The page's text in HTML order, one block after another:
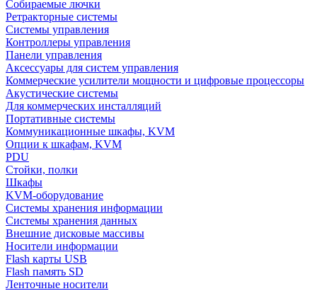
Собираемые лючки
Ретракторные системы
Системы управления
Контроллеры управления
Панели управления
Аксессуары для систем управления
Коммерческие усилители мощности и цифровые процессоры
Акустические системы
Для коммерческих инсталляций
Портативные системы
Коммуникационные шкафы, KVM
Опции к шкафам, KVM
PDU
Стойки, полки
Шкафы
KVM-оборудование
Системы хранения информации
Системы хранения данных
Внешние дисковые массивы
Носители информации
Flash карты USB
Flash память SD
Ленточные носители